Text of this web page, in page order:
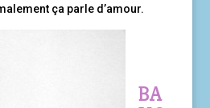
ça parle d’amour.
BA